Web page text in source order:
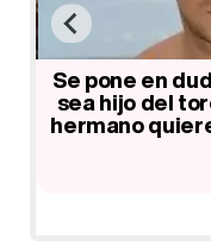
Se pone en
sea hijo del
hermano